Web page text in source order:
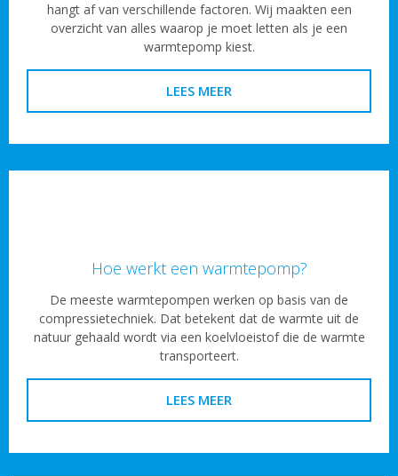
hangt af van verschillende factoren. Wij maakten een
overzicht van alles waarop je moet letten als je een
warmtepomp kiest.
LEES MEER
Hoe werkt een warmtepomp?
De meeste warmtepompen werken op basis van de
compressietechniek. Dat betekent dat de warmte uit de
natuur gehaald wordt via een koelvloeistof die de warmte
transporteert.
LEES MEER